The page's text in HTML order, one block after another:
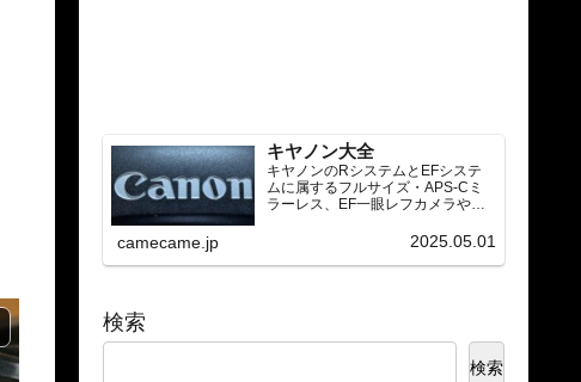
キヤノン大全
キヤノンのRシステムとEFシステ
ムに属するフルサイズ・APS-Cミ
ラーレス、EF一眼レフカメラや
望遠）をカテゴリ別に網羅し、効
種の内部リンク設計で回遊性向上
camecame.jp 2025.05.01
検索
検索